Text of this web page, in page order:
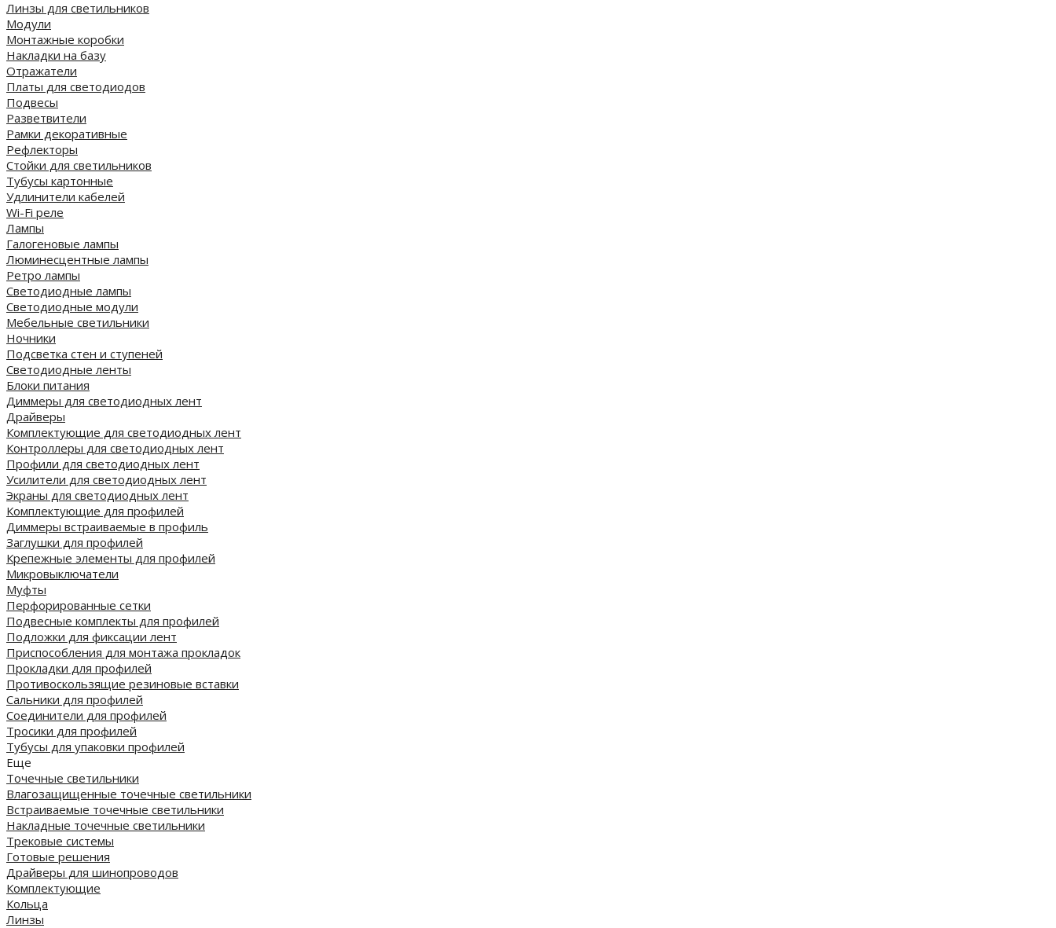
Линзы для светильников
Модули
Монтажные коробки
Накладки на базу
Отражатели
Платы для светодиодов
Подвесы
Разветвители
Рамки декоративные
Рефлекторы
Стойки для светильников
Тубусы картонные
Удлинители кабелей
Wi-Fi реле
Лампы
Галогеновые лампы
Люминесцентные лампы
Ретро лампы
Светодиодные лампы
Светодиодные модули
Мебельные светильники
Ночники
Подсветка стен и ступеней
Светодиодные ленты
Блоки питания
Диммеры для светодиодных лент
Драйверы
Комплектующие для светодиодных лент
Контроллеры для светодиодных лент
Профили для светодиодных лент
Усилители для светодиодных лент
Экраны для светодиодных лент
Комплектующие для профилей
Диммеры встраиваемые в профиль
Заглушки для профилей
Крепежные элементы для профилей
Микровыключатели
Муфты
Перфорированные сетки
Подвесные комплекты для профилей
Подложки для фиксации лент
Приспособления для монтажа прокладок
Прокладки для профилей
Противоскользящие резиновые вставки
Сальники для профилей
Соединители для профилей
Тросики для профилей
Тубусы для упаковки профилей
Еще
Точечные светильники
Влагозащищенные точечные светильники
Встраиваемые точечные светильники
Накладные точечные светильники
Трековые системы
Готовые решения
Драйверы для шинопроводов
Комплектующие
Кольца
Линзы